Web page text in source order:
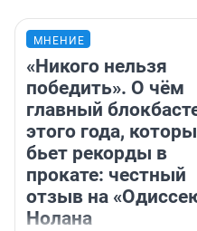
МНЕНИЕ
«Никого нельзя
победить». О чём
главный
этого года,
бьет рекорды в
прокате: честный
отзыв на
Нолана